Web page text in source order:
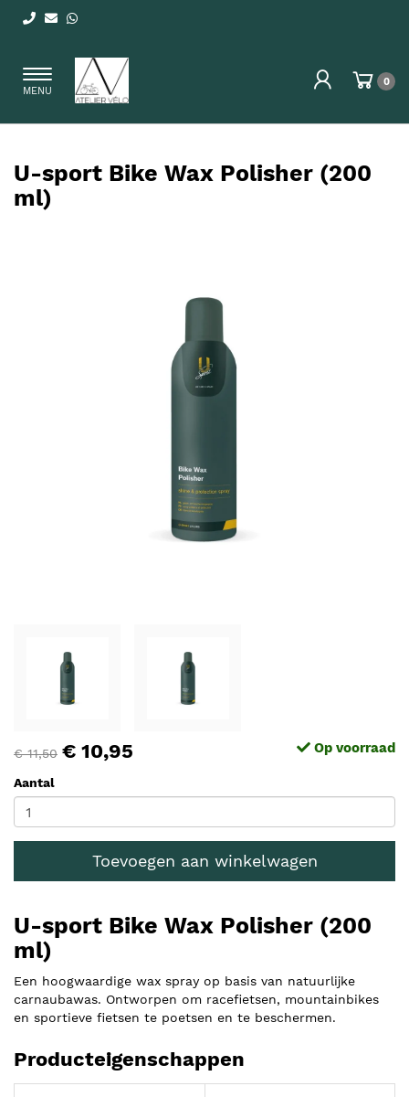
Toggle
navigation
MENU
0
U-sport Bike Wax Polisher (200
ml)
€ 11,50 € 10,95 Op voorraad
Aantal
Toevoegen aan winkelwagen
U-sport Bike Wax Polisher (200
ml)
Een hoogwaardige wax spray op basis van natuurlijke
carnaubawas. Ontworpen om racefietsen, mountainbikes
en sportieve fietsen te poetsen en te beschermen.
Producteigenschappen